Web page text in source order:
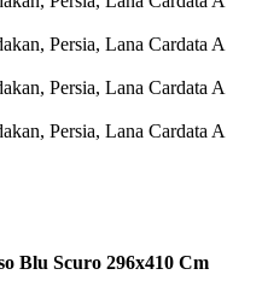
Blu Scuro 296x410 Cm